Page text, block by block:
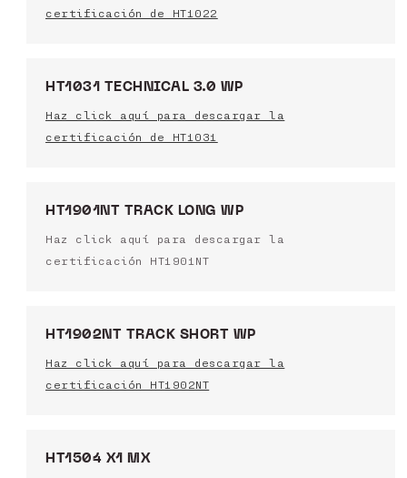
certificación de HT1022
HT1031 TECHNICAL 3.0 WP
Haz click aquí para descargar la
certificación de HT1031
HT1901NT TRACK LONG WP
Haz click aquí para descargar la
certificación HT1901NT
HT1902NT TRACK SHORT WP
Haz click aquí para descargar la
certificación HT1902NT
HT1504 X1 MX